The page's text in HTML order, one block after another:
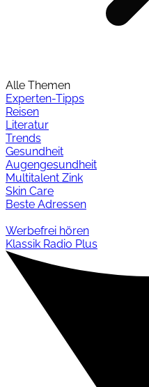
Alle Themen
Experten-Tipps
Reisen
Literatur
Trends
Gesundheit
Augengesundheit
Multitalent Zink
Skin Care
Beste Adressen
Werbefrei hören
Klassik Radio Plus